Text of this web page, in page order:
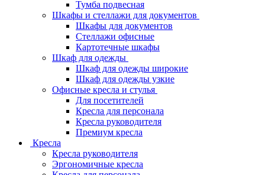
Тумба подвесная
Шкафы и стеллажи для документов
Шкафы для документов
Стеллажи офисные
Картотечные шкафы
Шкаф для одежды
Шкаф для одежды широкие
Шкаф для одежды узкие
Офисные кресла и стулья
Для посетителей
Кресла для персонала
Кресла руководителя
Премиум кресла
Кресла
Кресла руководителя
Эргономичные кресла